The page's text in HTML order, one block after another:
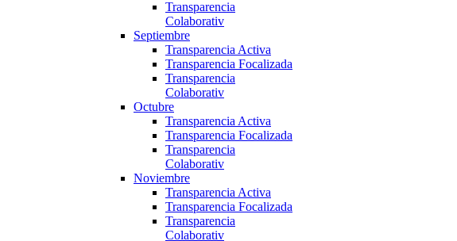
Transparencia
Colaborativ
Septiembre
Transparencia Activa
Transparencia Focalizada
Transparencia
Colaborativ
Octubre
Transparencia Activa
Transparencia Focalizada
Transparencia
Colaborativ
Noviembre
Transparencia Activa
Transparencia Focalizada
Transparencia
Colaborativ